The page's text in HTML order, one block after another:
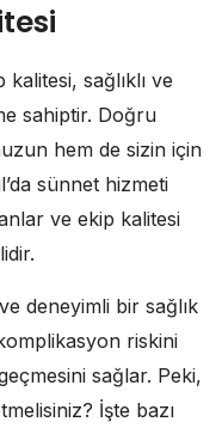
sağlıklı ve
sahiptir. Doğru
hem de sizin için
sünnet hizmeti
ve ekip kalitesi
deneyimli bir sağlık
riskini
sağlar. Peki,
İşte bazı